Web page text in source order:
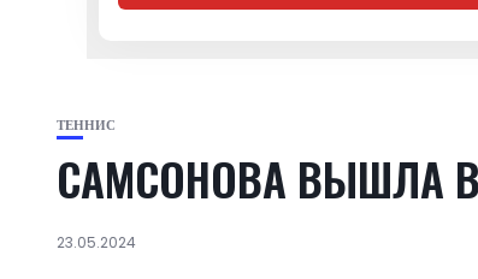
ТЕННИС
САМСОНОВА ВЫШЛА
23.05.2024